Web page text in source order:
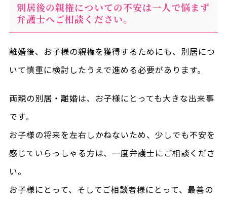
別居後の親権についての不安は一人で悩まず
弁護士へご相談ください。
離婚後、お子様の親権を獲得するためにも、別居につ
いて慎重に検討したうえで進める必要があります。
両親の別居・離婚は、お子様にとっても大きな出来事
です。
お子様の将来を左右しかねないため、少しでも不安を
感じていらっしゃる方は、一度弁護士にご相談くださ
い。
お子様にとって、そしてご相談者様にとって、最善の